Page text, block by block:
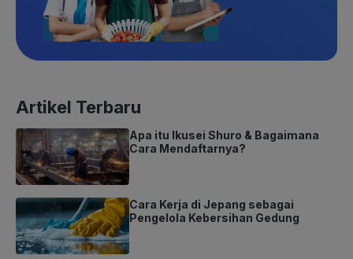
Artikel Terbaru
Apa itu Ikusei Shuro & Bagaimana
Cara Mendaftarnya?
Cara Kerja di Jepang sebagai
Pengelola Kebersihan Gedung